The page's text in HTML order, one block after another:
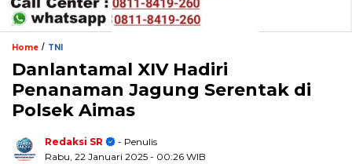
Home / TNI
Danlantamal XIV Hadiri
Penanaman Jagung Serentak di
Polsek Aimas
Redaksi SR
- Penulis
Rabu, 22 Januari 2025 - 00:26 WIB